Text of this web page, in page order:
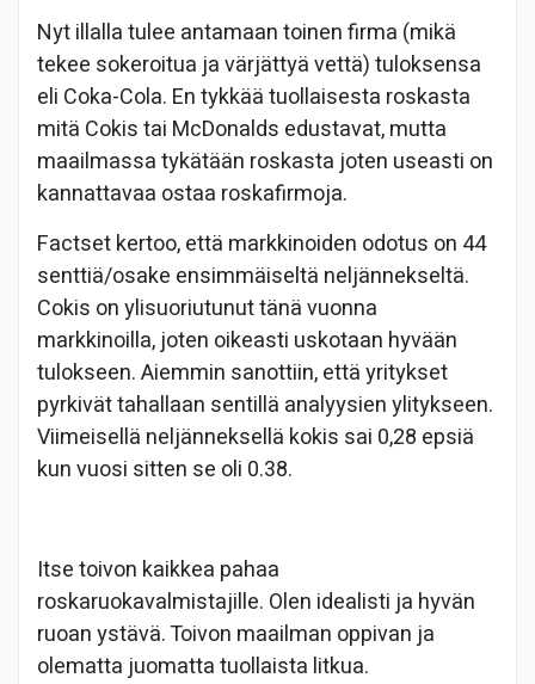
Nyt illalla tulee antamaan toinen firma (mikä
tekee sokeroitua ja värjättyä vettä) tuloksensa
eli Coka-Cola. En tykkää tuollaisesta roskasta
mitä Cokis tai McDonalds edustavat, mutta
maailmassa tykätään roskasta joten useasti on
kannattavaa ostaa roskafirmoja.
Factset kertoo, että markkinoiden odotus on 44
senttiä/osake ensimmäiseltä neljännekseltä.
Cokis on ylisuoriutunut tänä vuonna
markkinoilla, joten oikeasti uskotaan hyvään
tulokseen. Aiemmin sanottiin, että yritykset
pyrkivät tahallaan sentillä analyysien ylitykseen.
Viimeisellä neljänneksellä kokis sai 0,28 epsiä
kun vuosi sitten se oli 0.38.
Itse toivon kaikkea pahaa
roskaruokavalmistajille. Olen idealisti ja hyvän
ruoan ystävä. Toivon maailman oppivan ja
olematta juomatta tuollaista litkua.